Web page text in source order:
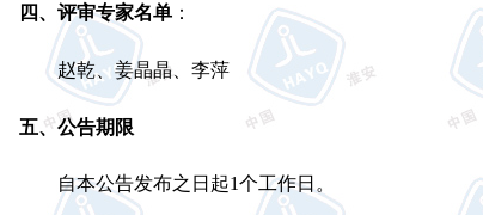
四、评审专家名单：
赵乾、姜晶晶、李萍
五、公告期限
自本公告发布之日起1个工作日。